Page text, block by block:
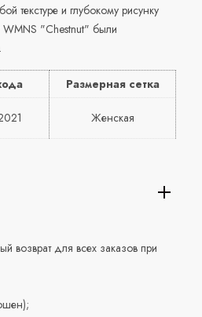
текстуре и глубокому рисунку
WMNS "Chestnut" были
Размерная сетка
Женская
возврат для всех заказов при